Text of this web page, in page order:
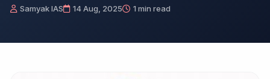
Samyak IAS 14 Aug, 2025 1 min read